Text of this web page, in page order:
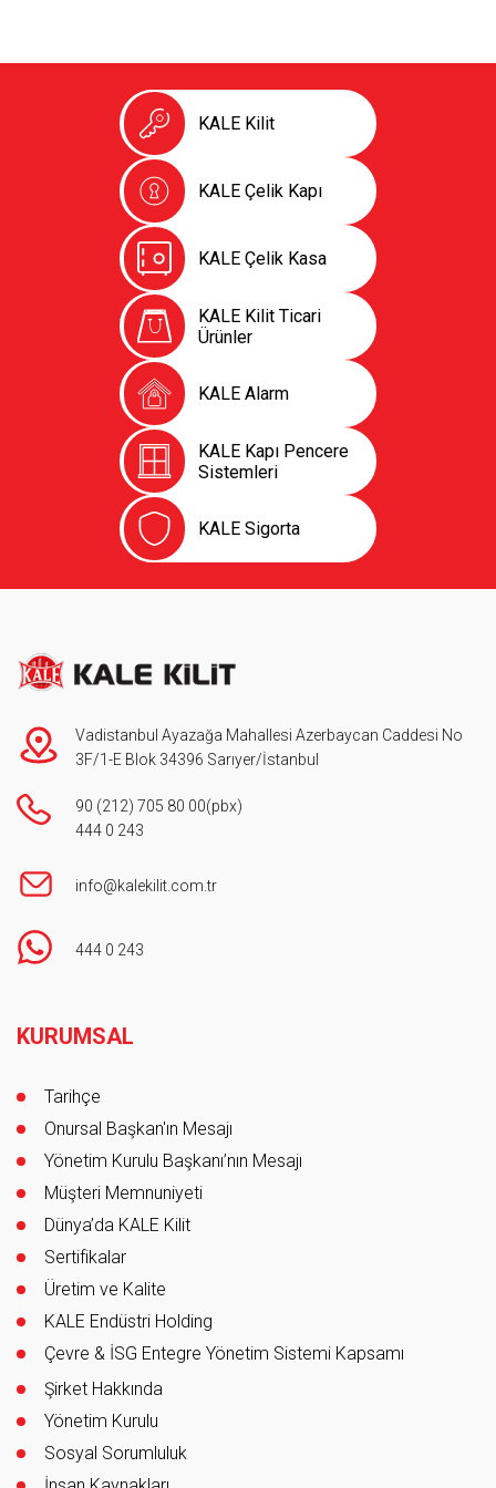
KALE Kilit
KALE Çelik Kapı
KALE Çelik Kasa
KALE Kilit Ticari
Ürünler
KALE Alarm
KALE Kapı Pencere
Sistemleri
KALE Sigorta
Vadistanbul Ayazağa Mahallesi Azerbaycan Caddesi No
3F/1-E Blok 34396 Sarıyer/İstanbul
90 (212) 705 80 00(pbx)
444 0 243
info@kalekilit.com.tr
444 0 243
KURUMSAL
Tarihçe
Onursal Başkan'ın Mesajı
Yönetim Kurulu Başkanı’nın Mesajı
Müşteri Memnuniyeti
Dünya’da KALE Kilit
Sertifikalar
Üretim ve Kalite
KALE Endüstri Holding
Çevre & İSG Entegre Yönetim Sistemi Kapsamı
Şirket Hakkında
Yönetim Kurulu
Sosyal Sorumluluk